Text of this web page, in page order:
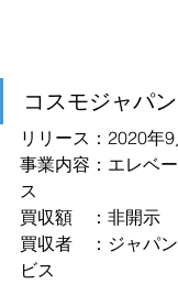
コスモジャパン
リリース：2020年
事業内容：エレベ
ス
買収額　：非開示
買収者　：ジャパ
ビス